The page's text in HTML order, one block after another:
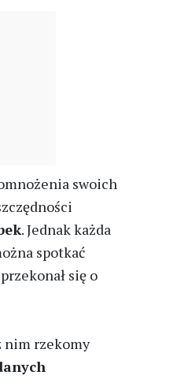
swoich
. Jednak każda
spotkać
się o
nim rzekomy